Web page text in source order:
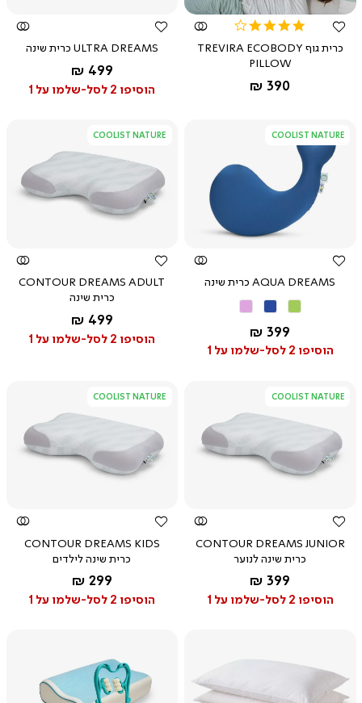
4.2
rating
כרית גוף TREVIRA ECOBODY
PILLOW
החל מ-
390 ₪
ULTRA DREAMS כרית שינה
החל מ-
499 ₪
הוסיפו 2 לסל-שלמו על 1
COOLIST NATURE
AQUA DREAMS כרית שינה
החל מ-
399 ₪
הוסיפו 2 לסל-שלמו על 1
COOLIST NATURE
צפייה
CONTOUR DREAMS ADULT
כרית שינה
החל מ-
499 ₪
הוסיפו 2 לסל-שלמו על 1
COOLIST NATURE
צפייה
CONTOUR DREAMS JUNIOR
כרית שינה לנוער
החל מ-
399 ₪
הוסיפו 2 לסל-שלמו על 1
COOLIST NATURE
צפייה
CONTOUR DREAMS KIDS
כרית שינה לילדים
החל מ-
299 ₪
הוסיפו 2 לסל-שלמו על 1